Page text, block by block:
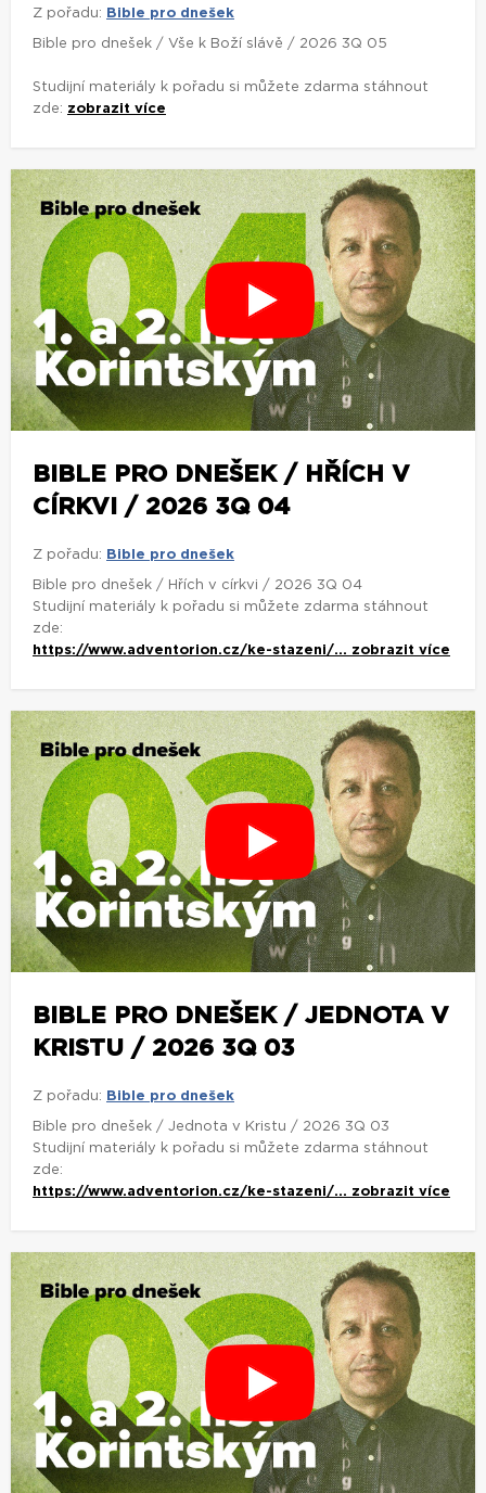
Z pořadu: Bible pro dnešek
Bible pro dnešek / Vše k Boží slávě / 2026 3Q 05
Studijní materiály k pořadu si můžete zdarma stáhnout
zde: zobrazit více
BIBLE PRO DNEŠEK / HŘÍCH V
CÍRKVI / 2026 3Q 04
Z pořadu: Bible pro dnešek
Bible pro dnešek / Hřích v církvi / 2026 3Q 04
Studijní materiály k pořadu si můžete zdarma stáhnout
zde:
https://www.adventorion.cz/ke-stazeni/... zobrazit více
BIBLE PRO DNEŠEK / JEDNOTA V
KRISTU / 2026 3Q 03
Z pořadu: Bible pro dnešek
Bible pro dnešek / Jednota v Kristu / 2026 3Q 03
Studijní materiály k pořadu si můžete zdarma stáhnout
zde:
https://www.adventorion.cz/ke-stazeni/... zobrazit více